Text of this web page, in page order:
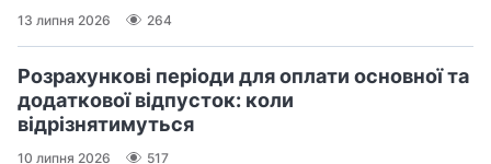
13 липня 2026 264
Розрахункові періоди для оплати основної та
додаткової відпусток: коли
відрізнятимуться
10 липня 2026 517